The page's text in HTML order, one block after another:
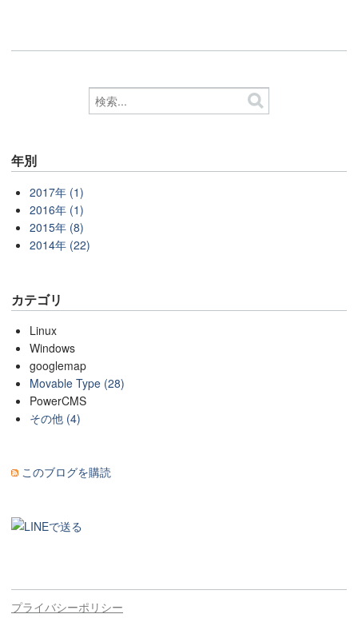
年別
2017年 (1)
2016年 (1)
2015年 (8)
2014年 (22)
カテゴリ
Linux
Windows
googlemap
Movable Type (28)
PowerCMS
その他 (4)
このブログを購読
プライバシーポリシー